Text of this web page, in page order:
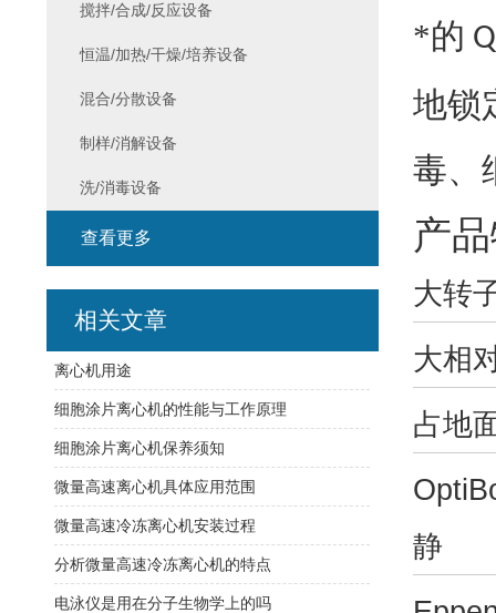
*的
地锁
毒、
产
大转
大相
占地
静
搅拌/合成/反应设备
恒温/加热/干燥/培养设备
混合/分散设备
制样/消解设备
洗/消毒设备
查看更多
相关文章
离心机用途
细胞涂片离心机的性能与工作原理
细胞涂片离心机保养须知
微量高速离心机具体应用范围
微量高速冷冻离心机安装过程
分析微量高速冷冻离心机的特点
电泳仪是用在分子生物学上的吗